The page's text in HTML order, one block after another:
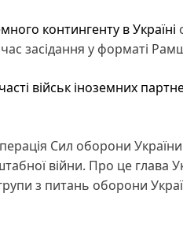
контингенту в Україні
час засідання у форматі
військ іноземних
Сил оборони України
війни. Про це глава
групи з питань оборони